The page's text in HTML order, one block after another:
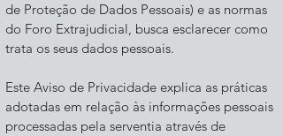
de Proteção de Dados Pessoais) e as normas
do Foro Extrajudicial, busca esclarecer como
trata os seus dados pessoais.
Este Aviso de Privacidade explica as práticas
adotadas em relação às informações pessoais
processadas pela serventia através de